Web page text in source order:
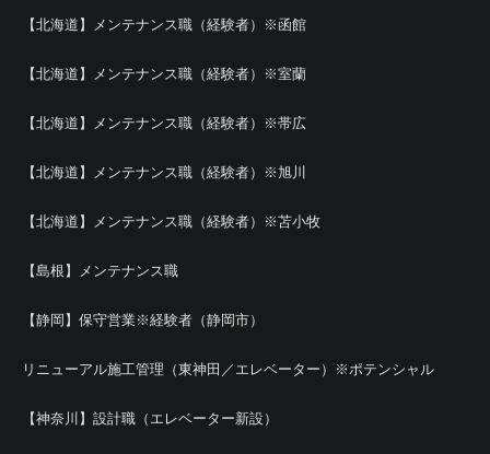
【北海道】メンテナンス職（経験者）※函館
【北海道】メンテナンス職（経験者）※室蘭
【北海道】メンテナンス職（経験者）※帯広
【北海道】メンテナンス職（経験者）※旭川
【北海道】メンテナンス職（経験者）※苫小牧
【島根】メンテナンス職
【静岡】保守営業※経験者（静岡市）
リニューアル施工管理（東神田／エレベーター）※ポテンシャル
【神奈川】設計職（エレベーター新設）